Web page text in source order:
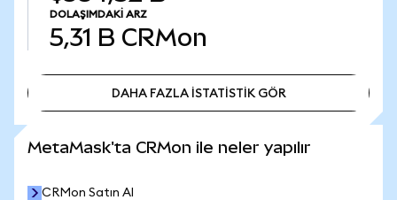
DOLAŞIMDAKI ARZ
5,31 B CRMon
DAHA FAZLA İSTATİSTİK GÖR
MetaMask'ta CRMon ile neler yapılır
CRMon Satın Al